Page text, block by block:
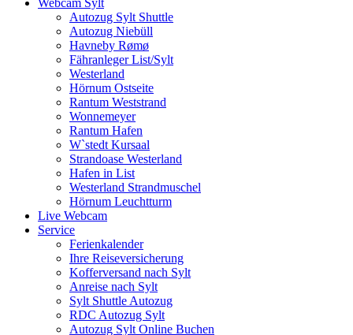
Webcam Sylt
Autozug Sylt Shuttle
Autozug Niebüll
Havneby Rømø
Fähranleger List/Sylt
Westerland
Hörnum Ostseite
Rantum Weststrand
Wonnemeyer
Rantum Hafen
W`stedt Kursaal
Strandoase Westerland
Hafen in List
Westerland Strandmuschel
Hörnum Leuchtturm
Live Webcam
Service
Ferienkalender
Ihre Reiseversicherung
Kofferversand nach Sylt
Anreise nach Sylt
Sylt Shuttle Autozug
RDC Autozug Sylt
Autozug Sylt Online Buchen